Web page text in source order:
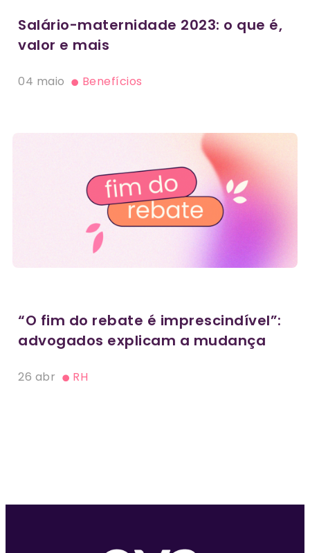
Salário-maternidade 2023: o que é,
valor e mais
04 maio Benefícios
“O fim do rebate é imprescindível”:
advogados explicam a mudança
26 abr RH